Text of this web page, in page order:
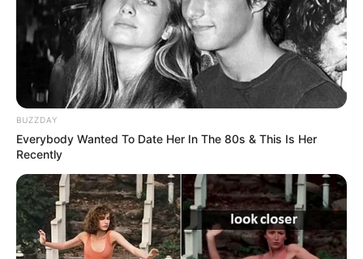
TEMAS DESTACADOS
SARAMPIÓN AVENIDA AMBALÁ
IBAGUÉ
PARQUE DE DIVERSIONES
ELECCIONES PRESIDENCIALES
FENÓMENO DEL NIÑO
IBAL
BUZZDAY
Everybody Wanted To Date Her In The 80s & This Is Her
Recently